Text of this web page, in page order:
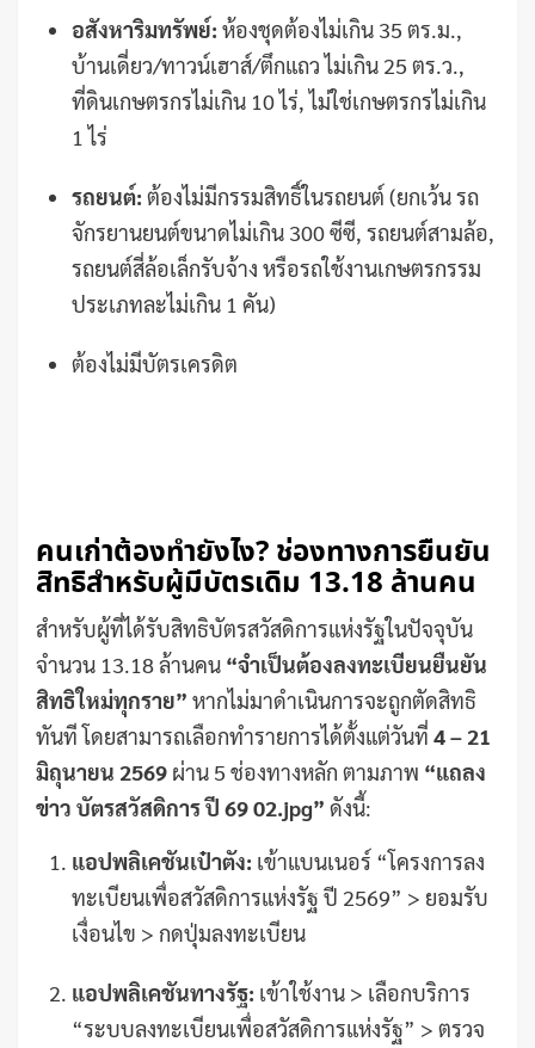
อสังหาริมทรัพย์: ห้องชุดต้องไม่เกิน 35 ตร.ม.,
บ้านเดี่ยว/ทาวน์เฮาส์/ตึกแถว ไม่เกิน 25 ตร.ว.,
ที่ดินเกษตรกรไม่เกิน 10 ไร่, ไม่ใช่เกษตรกรไม่เกิน
1 ไร่
รถยนต์: ต้องไม่มีกรรมสิทธิ์ในรถยนต์ (ยกเว้น รถ
จักรยานยนต์ขนาดไม่เกิน 300 ซีซี, รถยนต์สามล้อ,
รถยนต์สี่ล้อเล็กรับจ้าง หรือรถใช้งานเกษตรกรรม
ประเภทละไม่เกิน 1 คัน)
ต้องไม่มีบัตรเครดิต
คนเก่าต้องทำยังไง? ช่องทางการยืนยัน
สิทธิสำหรับผู้มีบัตรเดิม 13.18 ล้านคน
สำหรับผู้ที่ได้รับสิทธิบัตรสวัสดิการแห่งรัฐในปัจจุบัน
จำนวน 13.18 ล้านคน “จำเป็นต้องลงทะเบียนยืนยัน
สิทธิใหม่ทุกราย” หากไม่มาดำเนินการจะถูกตัดสิทธิ
ทันที โดยสามารถเลือกทำรายการได้ตั้งแต่วันที่ 4 – 21
มิถุนายน 2569 ผ่าน 5 ช่องทางหลัก ตามภาพ “แถลง
ข่าว บัตรสวัสดิการ ปี 69 02.jpg” ดังนี้:
แอปพลิเคชันเป๋าตัง: เข้าแบนเนอร์ “โครงการลง
ทะเบียนเพื่อสวัสดิการแห่งรัฐ ปี 2569” > ยอมรับ
เงื่อนไข > กดปุ่มลงทะเบียน
แอปพลิเคชันทางรัฐ: เข้าใช้งาน > เลือกบริการ
“ระบบลงทะเบียนเพื่อสวัสดิการแห่งรัฐ” > ตรวจ